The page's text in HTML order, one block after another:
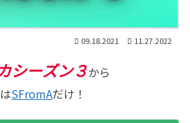
09.18.2021 11.27.2022
シーズン３から
SFromAだけ！